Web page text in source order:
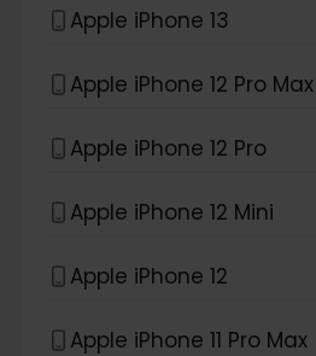
Apple iPhone 13
Apple iPhone 12 Pro Max
Apple iPhone 12 Pro
Apple iPhone 12 Mini
Apple iPhone 12
Apple iPhone 11 Pro Max